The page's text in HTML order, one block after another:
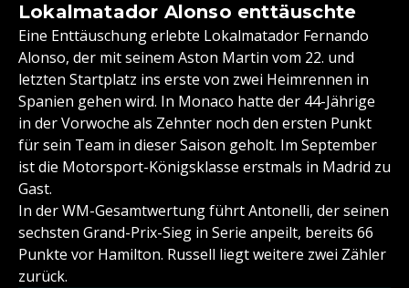
Lokalmatador Alonso enttäuschte
Eine Enttäuschung erlebte Lokalmatador Fernando
Alonso, der mit seinem Aston Martin vom 22. und
letzten Startplatz ins erste von zwei Heimrennen in
Spanien gehen wird. In Monaco hatte der 44-Jährige
in der Vorwoche als Zehnter noch den ersten Punkt
für sein Team in dieser Saison geholt. Im September
ist die Motorsport-Königsklasse erstmals in Madrid zu
Gast.
In der WM-Gesamtwertung führt Antonelli, der seinen
sechsten Grand-Prix-Sieg in Serie anpeilt, bereits 66
Punkte vor Hamilton. Russell liegt weitere zwei Zähler
zurück.